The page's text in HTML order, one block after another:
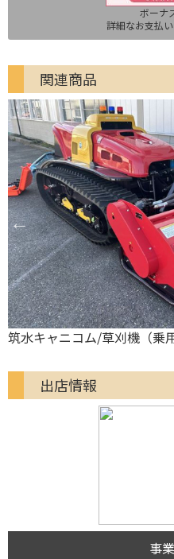
ボーナ
詳細なお支払
関連商品
アテックス/草刈機（乗用含
出店情報
事